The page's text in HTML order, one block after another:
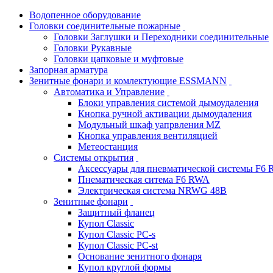
Водопенное оборудование
Головки соединительные пожарные
Головки Заглушки и Переходники соединительные
Головки Рукавные
Головки цапковые и муфтовые
Запорная арматура
Зенитные фонари и комлектующие ESSMANN
Автоматика и Управление
Блоки управления системой дымоудаления
Кнопка ручной активации дымоудаления
Модульный шкаф уапрвления MZ
Кнопка управления вентиляцией
Метеостанция
Системы открытия
Аксессуары для пневматической системы F6
Пнематическая ситема F6 RWA
Электрическая система NRWG 48В
Зенитные фонари
Защитный фланец
Купол Classic
Купол Classic PC-s
Купол Classic PC-st
Основание зенитного фонаря
Купол круглой формы